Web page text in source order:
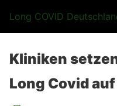
Long COVID
Kliniken
Long Covid